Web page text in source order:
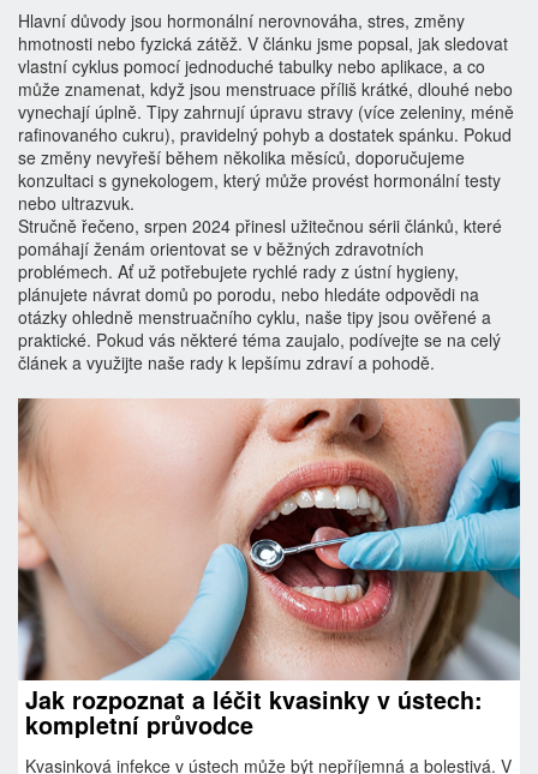
Hlavní důvody jsou hormonální nerovnováha, stres, změny
hmotnosti nebo fyzická zátěž. V článku jsme popsal, jak sledovat
vlastní cyklus pomocí jednoduché tabulky nebo aplikace, a co
může znamenat, když jsou menstruace příliš krátké, dlouhé nebo
vynechají úplně. Tipy zahrnují úpravu stravy (více zeleniny, méně
rafinovaného cukru), pravidelný pohyb a dostatek spánku. Pokud
se změny nevyřeší během několika měsíců, doporučujeme
konzultaci s gynekologem, který může provést hormonální testy
nebo ultrazvuk.
Stručně řečeno, srpen 2024 přinesl užitečnou sérii článků, které
pomáhají ženám orientovat se v běžných zdravotních
problémech. Ať už potřebujete rychlé rady z ústní hygieny,
plánujete návrat domů po porodu, nebo hledáte odpovědi na
otázky ohledně menstruačního cyklu, naše tipy jsou ověřené a
praktické. Pokud vás některé téma zaujalo, podívejte se na celý
článek a využijte naše rady k lepšímu zdraví a pohodě.
Jak rozpoznat a léčit kvasinky v ústech:
kompletní průvodce
Kvasinková infekce v ústech může být nepříjemná a bolestivá. V